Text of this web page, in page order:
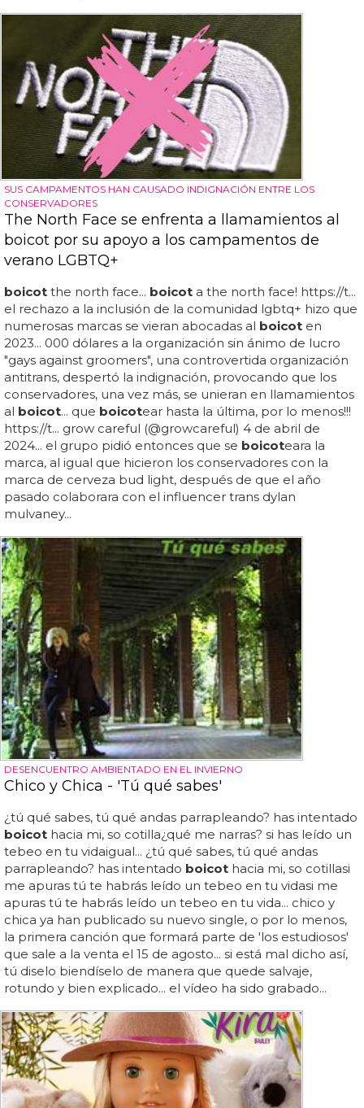
SUS CAMPAMENTOS HAN CAUSADO INDIGNACIÓN ENTRE LOS
CONSERVADORES
The North Face se enfrenta a llamamientos al
boicot por su apoyo a los campamentos de
verano LGBTQ+
boicot the north face... boicot a the north face! https://t...
el rechazo a la inclusión de la comunidad lgbtq+ hizo que
numerosas marcas se vieran abocadas al boicot en
2023... 000 dólares a la organización sin ánimo de lucro
"gays against groomers", una controvertida organización
antitrans, despertó la indignación, provocando que los
conservadores, una vez más, se unieran en llamamientos
al boicot... que boicotear hasta la última, por lo menos!!!
https://t... grow careful (@growcareful) 4 de abril de
2024... el grupo pidió entonces que se boicoteara la
marca, al igual que hicieron los conservadores con la
marca de cerveza bud light, después de que el año
pasado colaborara con el influencer trans dylan
mulvaney...
DESENCUENTRO AMBIENTADO EN EL INVIERNO
Chico y Chica - 'Tú qué sabes'
¿tú qué sabes, tú qué andas parrapleando? has intentado
boicot hacia mi, so cotilla¿qué me narras? si has leído un
tebeo en tu vidaigual... ¿tú qué sabes, tú qué andas
parrapleando? has intentado boicot hacia mi, so cotillasi
me apuras tú te habrás leído un tebeo en tu vidasi me
apuras tú te habrás leído un tebeo en tu vida... chico y
chica ya han publicado su nuevo single, o por lo menos,
la primera canción que formará parte de 'los estudiosos'
que sale a la venta el 15 de agosto... si está mal dicho así,
tú diselo biendíselo de manera que quede salvaje,
rotundo y bien explicado... el vídeo ha sido grabado...